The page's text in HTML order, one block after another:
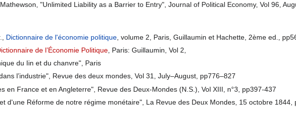
"Unlimited Liability as a Barrier to Entry", Journal of Political Economy, Vol 96,
Dictionnaire de l'économie politique , volume 2, Paris, Guillaumin et Hachette, 2ème ed.,
de l’Économie Politique, Paris: Guillaumin, Vol 2,
du Iin et du chanvre", Paris
l’industrie", Revue des deux mondes, Vol 31, July–August, pp776–827
en France et en Angleterre", Revue des Deux-Mondes (N.S.), Vol XIII, n°3, pp397-437
d'une Réforme de notre régime monétaire", La Revue des Deux Mondes, 15 octobre 1844,